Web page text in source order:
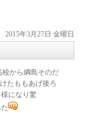
2015年3月27日 金曜日
校から綱島そのだ
たももあげ後ろ
になり驚